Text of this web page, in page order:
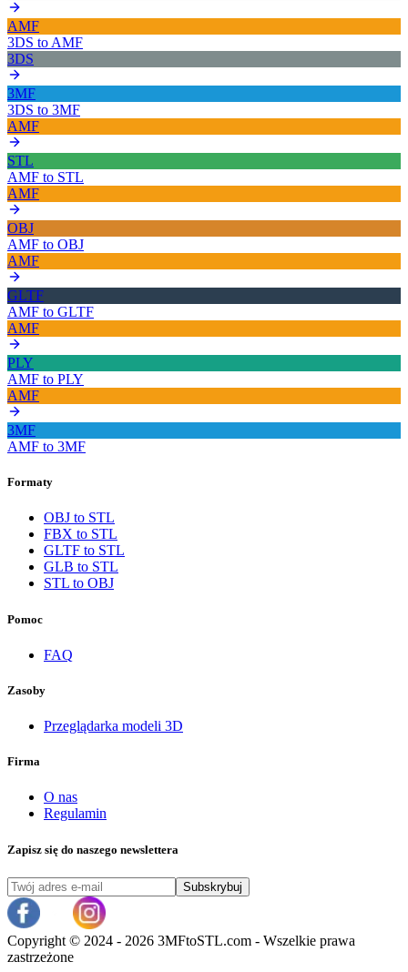
AMF
3DS to AMF
3DS
3MF
3DS to 3MF
AMF
STL
AMF to STL
AMF
OBJ
AMF to OBJ
AMF
GLTF
AMF to GLTF
AMF
PLY
AMF to PLY
AMF
3MF
AMF to 3MF
Formaty
OBJ to STL
FBX to STL
GLTF to STL
GLB to STL
STL to OBJ
Pomoc
FAQ
Zasoby
Przeglądarka modeli 3D
Firma
O nas
Regulamin
Zapisz się do naszego newslettera
Subskrybuj
Copyright © 2024 - 2026 3MFtoSTL.com - Wszelkie prawa
zastrzeżone